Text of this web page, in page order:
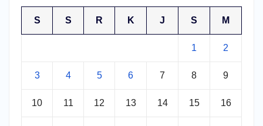
S S R K J S M
1 2
3 4 5 6 7 8 9
10 11 12 13 14 15 16